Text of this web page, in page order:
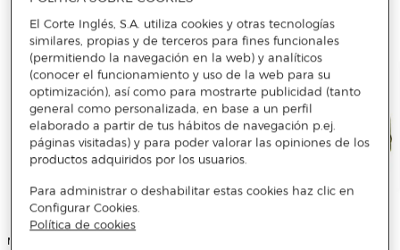
M.Pascual
El Corte Inglés, S.A. utiliza cookies y otras tecnologías
similares, propias y de terceros para fines funcionales
(permitiendo la navegación en la web) y analíticos
(conocer el funcionamiento y uso de la web para su
optimización), así como para mostrarte publicidad (tanto
general como personalizada, en base a un perfil
elaborado a partir de tus hábitos de navegación p.ej.
páginas visitadas) y para poder valorar las opiniones de los
productos adquiridos por los usuarios.
Para administrar o deshabilitar estas cookies haz clic en
Configurar Cookies.
Política de cookies